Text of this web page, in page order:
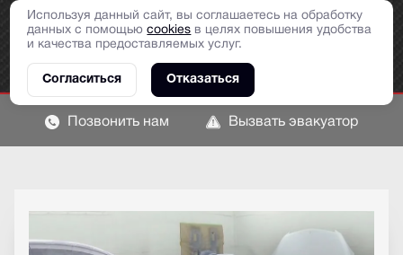
Позвонить нам Вызвать эвакуатор
Используя данный сайт, вы соглашаетесь на обработку
данных с помощьюcookies в целях повышения удобства
и качества предоставляемых услуг.
Согласиться Отказаться